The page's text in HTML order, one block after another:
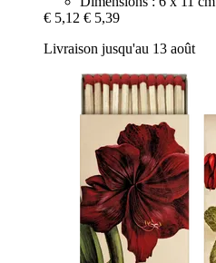
€ 5,12 € 5,39
Livraison jusqu'au 13 août